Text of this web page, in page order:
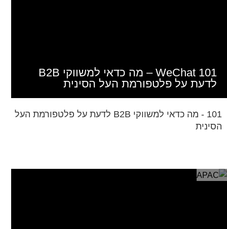
WeChat 101 – מה כדאי למשווקי B2B
לדעת על פלטפורמת העל הסינית
101 - מה כדאי למשווקי B2B לדעת על פלטפורמת העל
הסינית